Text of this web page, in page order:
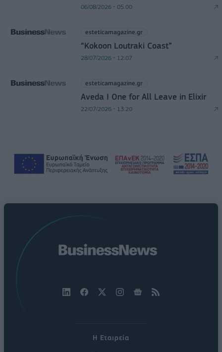
06/08/2026 - 05:00
esteticamagazine.gr
“Kokoon Loutraki Coast”
28/07/2026 - 12:07
esteticamagazine.gr
Aveda I One for All Leave in Elixir
22/07/2026 - 13:20
Η Εταιρεία